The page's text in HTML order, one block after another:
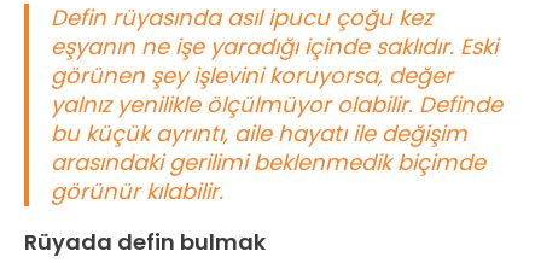
Defin rüyasında asıl ipucu çoğu kez
eşyanın ne işe yaradığı içinde saklıdır. Eski
görünen şey işlevini koruyorsa, değer
yalnız yenilikle ölçülmüyor olabilir. Definde
bu küçük ayrıntı, aile hayatı ile değişim
arasındaki gerilimi beklenmedik biçimde
görünür kılabilir.
Rüyada defin bulmak